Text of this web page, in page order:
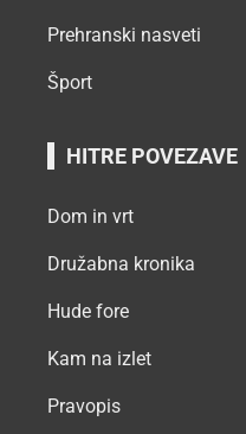
Prehranski nasveti
Šport
HITRE POVEZAVE
Dom in vrt
Družabna kronika
Hude fore
Kam na izlet
Pravopis